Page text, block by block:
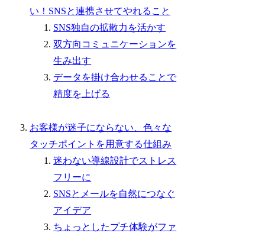
い！SNSと連携させてやれること
SNS独自の拡散力を活かす
双方向コミュニケーションを
生み出す
データを掛け合わせることで
精度を上げる
お客様が迷子にならない、色々な
タッチポイントを用意する仕組み
迷わない導線設計でストレス
フリーに
SNSとメールを自然につなぐ
アイデア
ちょっとしたプチ体験がファ